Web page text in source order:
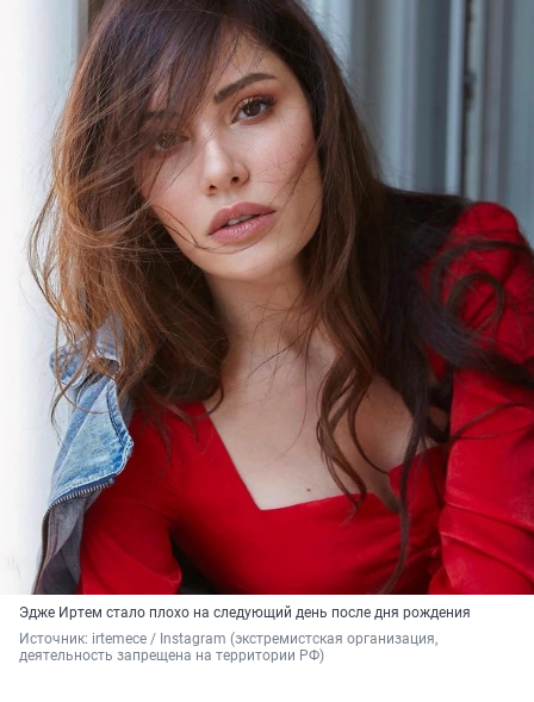
Эдже Иртем стало плохо на следующий день после дня рождения
Источник: irtemece / Instagram (экстремистская организация,
деятельность запрещена на территории РФ)